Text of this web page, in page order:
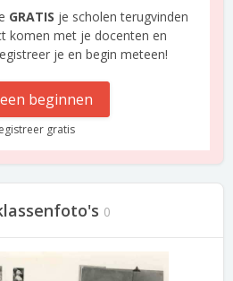
GRATIS je scholen terugvinden
komen met je docenten en
je en begin meteen!
beginnen
gratis
0